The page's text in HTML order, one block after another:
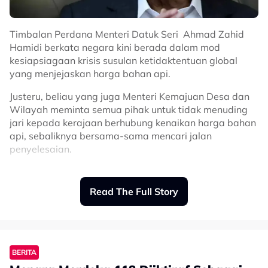
“MARA laksana projek rintis di dua MRSM Ogos tahun
“Diperluaskan ke semua 58 MRSM apabila terbukti
berkesan hasil kajian penyelidik bebas daripada UPM,”
jelasnya.
Untuk info, difahamkan penjelasan itu dibuat bagi
menjawabspekulasi yang mengaitkan pelaksanaan
dasar berkenaan dengan pengaruh drama televisyen,
sedangkan ia sebenarnya telah melalui proses kajian
dan penilaian yang dilaksanakan sejak beberapa tahun
Related Topics
Timbalan Perdana Menteri Datuk Seri Ahmad Zahid
Hamidi berkata negara kini berada dalam mod
kesiapsiagaan krisis susulan ketidaktentuan global
yang menjejaskan harga bahan api.
Justeru, beliau yang juga Menteri Kemajuan Desa dan
Wilayah meminta semua pihak untuk tidak menuding
jari kepada kerajaan berhubung kenaikan harga bahan
api, sebaliknya bersama-sama mencari jalan
penyelesaian.
krisis global dan memerlukan kerjasama semua pihak
untuk menanganinya secara bersama.
Perdana Menteri. Hakikatnya ialah kerana krisis global
yang harus kita sama-sama hadapi," katanya kepada
Read The Full Story
BERITA